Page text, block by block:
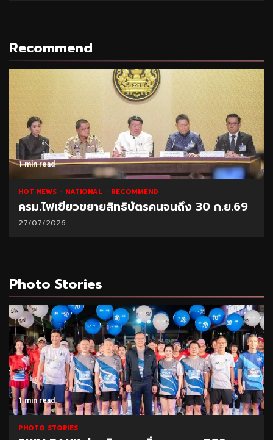
Recommend
1 min read
HOT NEWS NATIONAL RECOMMEND
ครม.ไฟเขียวขยายสิทธิบัตรคนจนถึง 30 ก.ย.69
27/07/2026
Photo Stories
1 min read
PHOTO STORIES